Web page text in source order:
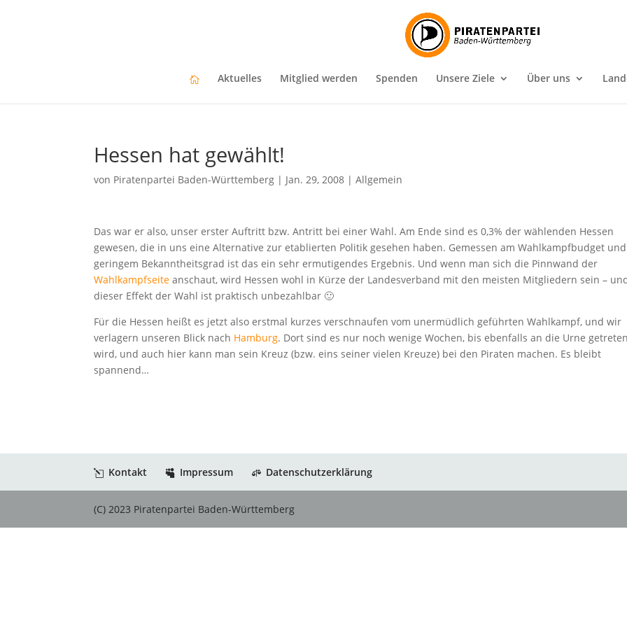
Aktuelles Mitglied werden Spenden Unsere Ziele Über uns
Hessen hat gewählt!
von Piratenpartei Baden-Württemberg | Jan. 29, 2008 |Allgemein
Das war er also, unser erster Auftritt bzw. Antritt bei einer Wahl. Am Ende sind es 0,3% der wählenden Hessen
gewesen, die in uns eine Alternative zur etablierten Politik gesehen haben. Gemessen am Wahlkampfbudget und
geringem Bekanntheitsgrad ist das ein sehr ermutigendes Ergebnis. Und wenn man sich die Pinnwand der
Wahlkampfseite anschaut, wird Hessen wohl in Kürze der Landesverband mit den meisten Mitgliedern sein –
dieser Effekt der Wahl ist praktisch unbezahlbar 🙂
Für die Hessen heißt es jetzt also erstmal kurzes verschnaufen vom unermüdlich geführten Wahlkampf, und wir
verlagern unseren Blick nach Hamburg. Dort sind es nur noch wenige Wochen, bis ebenfalls an die Urne
wird, und auch hier kann man sein Kreuz (bzw. eins seiner vielen Kreuze) bei den Piraten machen. Es bleibt
spannend…
Kontakt Impressum Datenschutzerklärung
(C) 2023 Piratenpartei Baden-Württemberg